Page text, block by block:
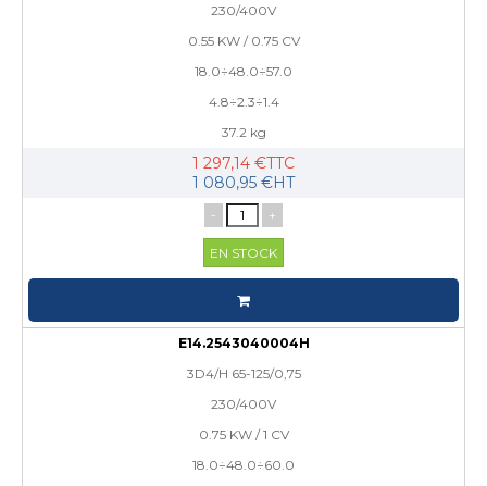
230/400V
0.55 KW / 0.75 CV
18.0÷48.0÷57.0
4.8÷2.3÷1.4
37.2 kg
1 297,14 €TTC
1 080,95 €HT
- +
EN STOCK
E14.2543040004H
3D4/H 65-125/0,75
230/400V
0.75 KW / 1 CV
18.0÷48.0÷60.0